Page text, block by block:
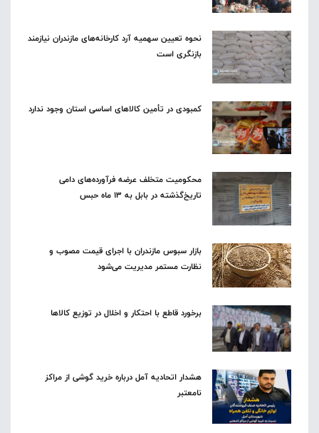
نحوه تعیین سهمیه آرد کارخانه‌های مازندران نیازمند
بازنگری است
کمبودی در تأمین کالاهای اساسی استان وجود ندارد
محکومیت متخلف عرضه فرآورده‌های دامی
تاریخ‌گذشته در بابل به ۱۳ ماه حبس
بازار سبوس مازندران با اجرای قیمت مصوب و
نظارت مستمر مدیریت می‌شود
برخورد قاطع با احتکار و اخلال در توزیع کالاها
هشدار اتحادیه آمل درباره خرید گوشی از مراکز
نامعتبر